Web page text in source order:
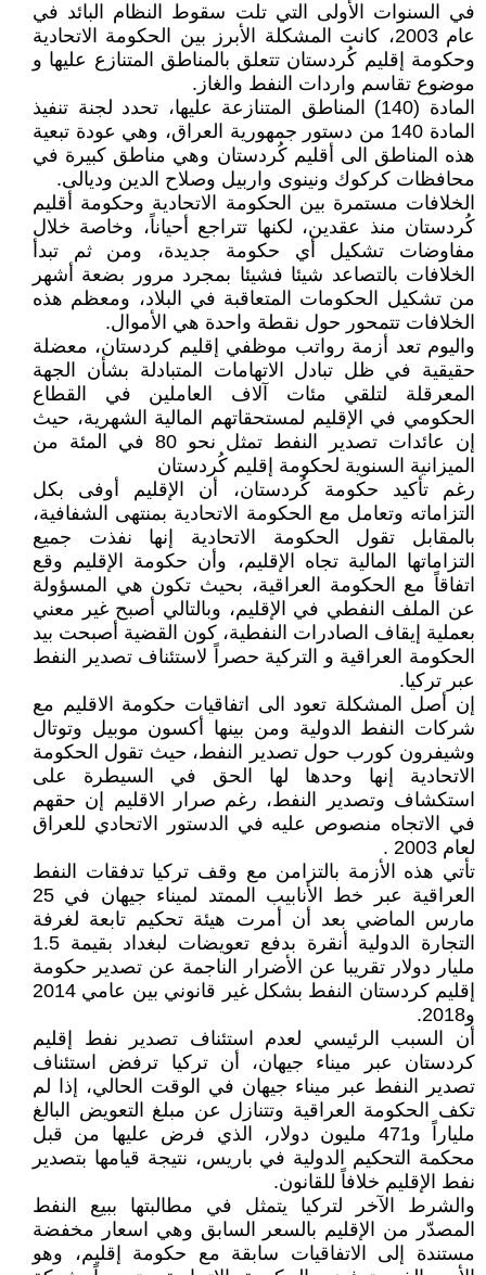
في السنوات الأولى التي تلت سقوط النظام البائد في
عام 2003، كانت المشكلة الأبرز بين الحكومة الاتحادية
وحكومة إقليم كُردستان تتعلق بالمناطق المتنازع عليها و
موضوع تقاسم واردات النفط والغاز.
المادة (140) المناطق المتنازعة عليها، تحدد لجنة تنفيذ
المادة 140 من دستور جمهورية العراق، وهي عودة تبعية
هذه المناطق الى أقليم كُردستان وهي مناطق كبيرة في
محافظات كركوك ونينوى واربيل وصلاح الدين وديالى.
الخلافات مستمرة بين الحكومة الاتحادية وحكومة أقليم
كُردستان منذ عقدين، لكنها تتراجع أحياناً، وخاصة خلال
مفاوضات تشكيل أي حكومة جديدة، ومن ثم تبدأ
الخلافات بالتصاعد شيئا فشيئا بمجرد مرور بضعة أشهر
من تشكيل الحكومات المتعاقبة في البلاد، ومعظم هذه
الخلافات تتمحور حول نقطة واحدة هي الأموال.
واليوم تعد أزمة رواتب موظفي إقليم كردستان، معضلة
حقيقية في ظل تبادل الاتهامات المتبادلة بشأن الجهة
المعرقلة لتلقي مئات آلاف العاملين في القطاع
الحكومي في الإقليم لمستحقاتهم المالية الشهرية، حيث
إن عائدات تصدير النفط تمثل نحو 80 في المئة من
الميزانية السنوية لحكومة إقليم كُردستان
رغم تأكيد حكومة كُردستان، أن الإقليم أوفى بكل
التزاماته وتعامل مع الحكومة الاتحادية بمنتهى الشفافية،
بالمقابل تقول الحكومة الاتحادية إنها نفذت جميع
التزاماتها المالية تجاه الإقليم، وأن حكومة الإقليم وقع
اتفاقاً مع الحكومة العراقية، بحيث تكون هي المسؤولة
عن الملف النفطي في الإقليم، وبالتالي أصبح غير معني
بعملية إيقاف الصادرات النفطية، كون القضية أصبحت بيد
الحكومة العراقية و التركية حصراً لاستئناف تصدير النفط
عبر تركيا.
إن أصل المشكلة تعود الى اتفاقيات حكومة الاقليم مع
شركات النفط الدولية ومن بينها أكسون موبيل وتوتال
وشيفرون كورب حول تصدير النفط، حيث تقول الحكومة
الاتحادية إنها وحدها لها الحق في السيطرة على
استكشاف وتصدير النفط، رغم صرار الاقليم إن حقهم
في الاتجاه منصوص عليه في الدستور الاتحادي للعراق
لعام 2003 .
تأتي هذه الأزمة بالتزامن مع وقف تركيا تدفقات النفط
العراقية عبر خط الأنابيب الممتد لميناء جيهان في 25
مارس الماضي بعد أن أمرت هيئة تحكيم تابعة لغرفة
التجارة الدولية أنقرة بدفع تعويضات لبغداد بقيمة 1.5
مليار دولار تقريبا عن الأضرار الناجمة عن تصدير حكومة
إقليم كردستان النفط بشكل غير قانوني بين عامي 2014
و2018.
أن السبب الرئيسي لعدم استئناف تصدير نفط إقليم
كردستان عبر ميناء جيهان، أن تركيا ترفض استئناف
تصدير النفط عبر ميناء جيهان في الوقت الحالي، إذا لم
تكف الحكومة العراقية وتتنازل عن مبلغ التعويض البالغ
ملياراً و471 مليون دولار، الذي فرض عليها من قبل
محكمة التحكيم الدولية في باريس، نتيجة قيامها بتصدير
نفط الإقليم خلافاً للقانون.
والشرط الآخر لتركيا يتمثل في مطالبتها ببيع النفط
المصدّر من الإقليم بالسعر السابق وهي اسعار مخفضة
مستندة إلى الاتفاقيات سابقة مع حكومة إقليم، وهو